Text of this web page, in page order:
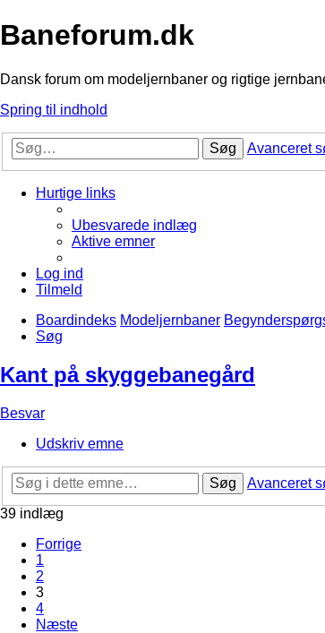
Baneforum.dk
Dansk forum om modeljernbaner og rigtige
Spring til indhold
Søg Avanceret
Hurtige links
Ubesvarede indlæg
Aktive emner
Log ind
Tilmeld
Boardindeks Modeljernbaner
Søg
Kant på skyggebanegård
Besvar
Udskriv emne
Søg
Avanceret
39 indlæg
Forrige
1
2
3
4
Næste